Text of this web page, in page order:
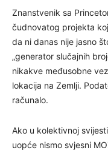
Znanstvenik sa
čudnovatog projekta
da ni danas nije jasno
„generator slučajnih
nikakve međusobne
lokacija na Zemlji.
računalo.
Ako u kolektivnoj
uopće nismo svjesni